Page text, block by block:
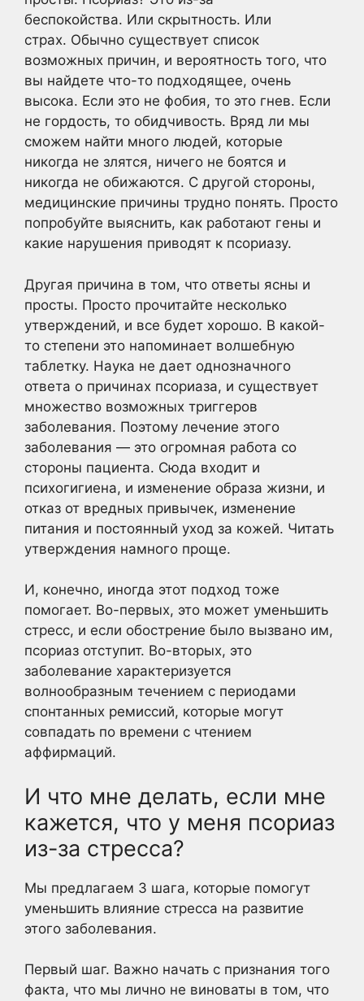
беспокойства. Или скрытность. Или
страх. Обычно существует список
возможных причин, и вероятность того, что
вы найдете что-то подходящее, очень
высока. Если это не фобия, то это гнев. Если
не гордость, то обидчивость. Вряд ли мы
сможем найти много людей, которые
никогда не злятся, ничего не боятся и
никогда не обижаются. С другой стороны,
медицинские причины трудно понять. Просто
попробуйте выяснить, как работают гены и
какие нарушения приводят к псориазу.
Другая причина в том, что ответы ясны и
просты. Просто прочитайте несколько
утверждений, и все будет хорошо. В какой-
то степени это напоминает волшебную
таблетку. Наука не дает однозначного
ответа о причинах псориаза, и существует
множество возможных триггеров
заболевания. Поэтому лечение этого
заболевания — это огромная работа со
стороны пациента. Сюда входит и
психогигиена, и изменение образа жизни, и
отказ от вредных привычек, изменение
питания и постоянный уход за кожей. Читать
утверждения намного проще.
И, конечно, иногда этот подход тоже
помогает. Во-первых, это может уменьшить
стресс, и если обострение было вызвано им,
псориаз отступит. Во-вторых, это
заболевание характеризуется
волнообразным течением с периодами
спонтанных ремиссий, которые могут
совпадать по времени с чтением
аффирмаций.
И что мне делать, если мне
кажется, что у меня псориаз
из-за стресса?
Мы предлагаем 3 шага, которые помогут
уменьшить влияние стресса на развитие
этого заболевания.
Первый шаг. Важно начать с признания того
факта, что мы лично не виноваты в том, что